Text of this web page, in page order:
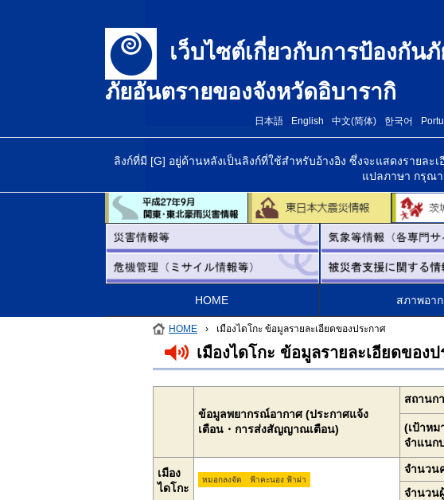
เว็บไซต์เกี่ยวกับการป้องกัน
ภัยอันตรายของจังหวัดอิบารากิ
日本語 English 中文(简体) 한국어
ลิงก์ที่มี [G] อยู่ด้านหลังเป็นลิงก์ที่ใช้สำหรับอ้างอิง ซึ่งจะแสดงรายล
แปลภาษา กรุณา
HOME สภาพอา
HOME › เมืองไดโกะ ข้อมูลรายละเอียดของประกาศ
เมืองไดโกะ ข้อมูลรายละเอียดของ
ข้อมูลพยากรณ์อากาศ (ประกาศแจ้ง
เตือน・การส่งสัญญาณเตือน)
สถานก
(เป้าหม
จำแนก
เมือง
ไดโกะ
หมอกลงจัด ฟ้าคะนอง ฟ้าผ่า
จำนวน
จำนวน